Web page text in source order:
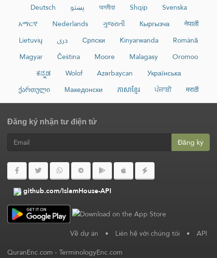
Deutsch
پښتو অসমীয়া Shqip
Svenska
አማርኛ
Nederlands ગુજરાતી Кыргызча
नेपाली
Lietuvių
دری Српски Kinyarwanda
Română
Magyar
Čeština Moore Malagasy
Oromoo
ಕನ್ನಡ
Wolof Azərbaycan
Українська
ქართული
Македонски ភាសាខ្មែរ ਪੰਜਾਬੀ मराठी
Đăng ký nhận tư điện tử
Đăng ký
github.com/IslamHouse-API
Về dự án • Liên hệ với chúng tôi • API
QuranEnc.com-TerminologyEnc.com